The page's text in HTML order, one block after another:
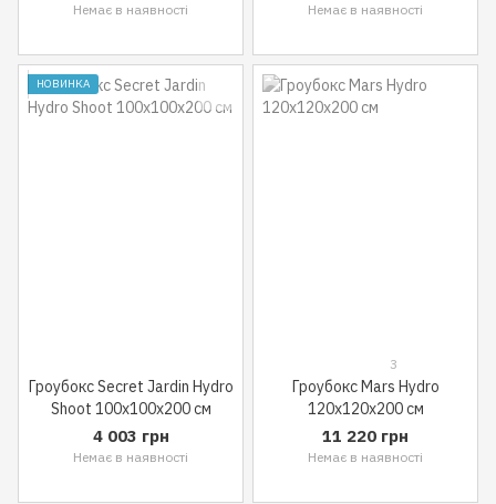
Немає в наявності Немає в наявності
НОВИНКА
Гроубокс Secret Jardin Hydro
Shoot 100x100x200 см
4 003 грн
Немає в наявності
3
Гроубокс Mars Hydro
120x120x200 см
11 220 грн
Немає в наявності